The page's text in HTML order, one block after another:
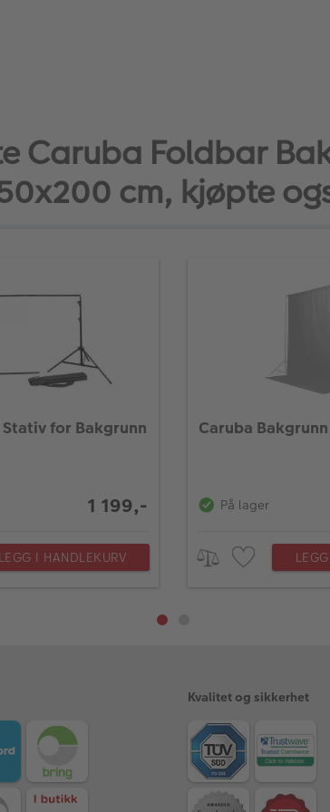
Caruba Foldbar
cm, kjøpte
for Bakgrunn
1 199,-
LEGG I HANDLEKURV
Caruba
På lager
Kvalitet og sikkerhet